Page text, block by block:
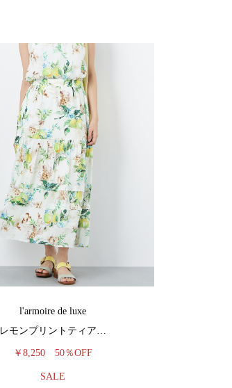
l'armoire de luxe
レモンプリントティア…
￥8,250 50％OFF
SALE